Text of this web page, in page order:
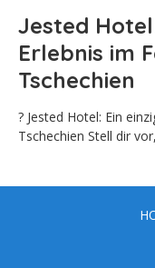
Jested
Erlebnis im
Tschechien
?️ Jested Hotel: Ein
Tschechien Stell dir